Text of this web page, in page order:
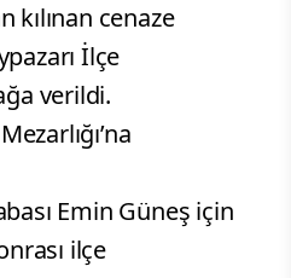
kılınan cenaze
İlçe
verildi.
Emin Güneş için
ilçe